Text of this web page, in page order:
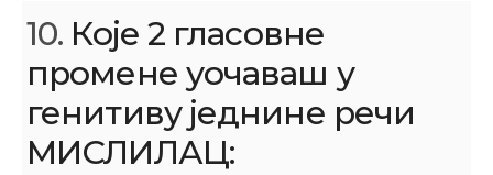
10. Које 2 гласовне
промене уочаваш у
генитиву једнине речи
МИСЛИЛАЦ: